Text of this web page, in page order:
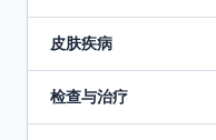
皮肤疾病
检查与治疗